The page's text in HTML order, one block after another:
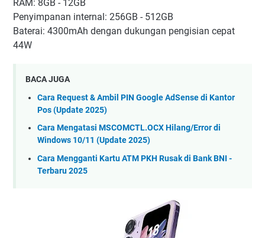
RAM: 8GB - 12GB
Penyimpanan internal: 256GB - 512GB
Baterai: 4300mAh dengan dukungan pengisian cepat
44W
BACA JUGA
Cara Request & Ambil PIN Google AdSense di Kantor
Pos (Update 2025)
Cara Mengatasi MSCOMCTL.OCX Hilang/Error di
Windows 10/11 (Update 2025)
Cara Mengganti Kartu ATM PKH Rusak di Bank BNI -
Terbaru 2025